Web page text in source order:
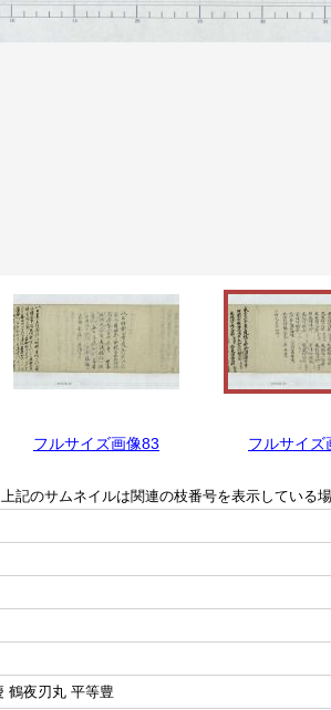
フルサイズ画像83 フルサイズ
上記のサムネイルは関連の枝番号を表示している
鶴夜刃丸 平等豊